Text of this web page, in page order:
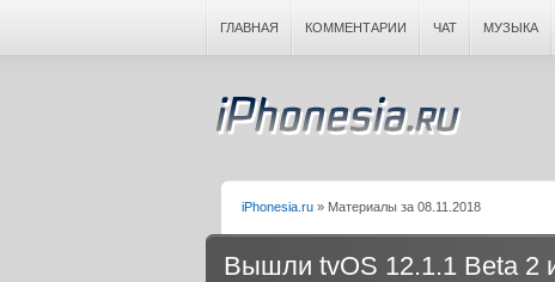
ГЛАВНАЯ КОММЕНТАРИИ ЧАТ МУЗЫКА
iPhonesia.ru » Материалы за 08.11.2018
Вышли tvOS 12.1.1 Beta 2